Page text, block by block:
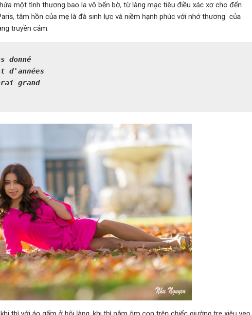
một tình thương bao la vô bến bờ, từ làng mạc tiêu điều xác xơ cho đến
tâm hồn của mẹ là đà sinh lực và niềm hạnh phúc với nhớ thương của
truyền cảm:
donné
d'années
grand